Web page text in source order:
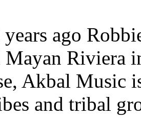
ago
Mayan Riviera
Akbal Music
and tribal